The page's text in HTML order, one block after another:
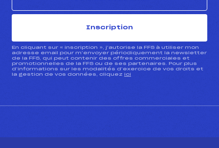
Inscription
En cliquant sur « inscription », j’autorise la FFS à utiliser mon
adresse email pour m’envoyer périodiquement la newsletter
de la FFS, qui peut contenir des offres commerciales et
promotionnelles de la FFS ou de ses partenaires. Pour plus
d’informations sur les modalités d’exercice de vos droits et
la gestion de vos données, cliquez ici